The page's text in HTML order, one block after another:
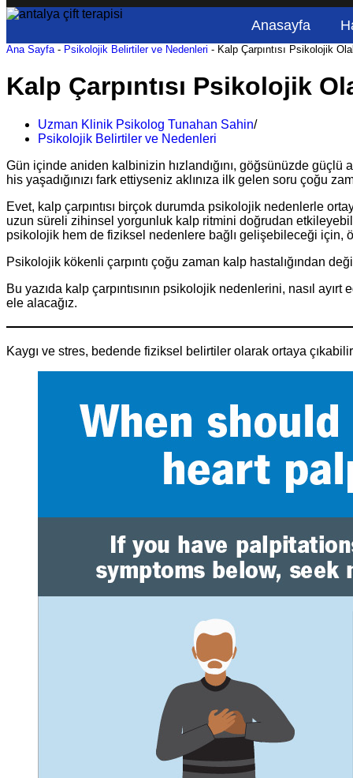
Anasayfa
Ana Sayfa - Psikolojik Belirtiler ve Nedenleri - Kalp Çarpıntısı Psikolojik
Kalp Çarpıntısı Psikolojik
Uzman Klinik Psikolog Tunahan Sahin
Psikolojik Belirtiler ve Nedenleri
Gün içinde aniden kalbinizin hızlandığını, göğsünüzde
his yaşadığınızı fark ettiyseniz aklınıza ilk gelen soru çoğu
Evet, kalp çarpıntısı birçok durumda psikolojik nedenlerle
uzun süreli zihinsel yorgunluk kalp ritmini doğrudan
psikolojik hem de fiziksel nedenlere bağlı gelişebileceği için,
Psikolojik kökenli çarpıntı çoğu zaman kalp hastalığından
Bu yazıda kalp çarpıntısının psikolojik nedenlerini, nasıl
ele alacağız.
Kaygı ve stres, bedende fiziksel belirtiler olarak ortaya